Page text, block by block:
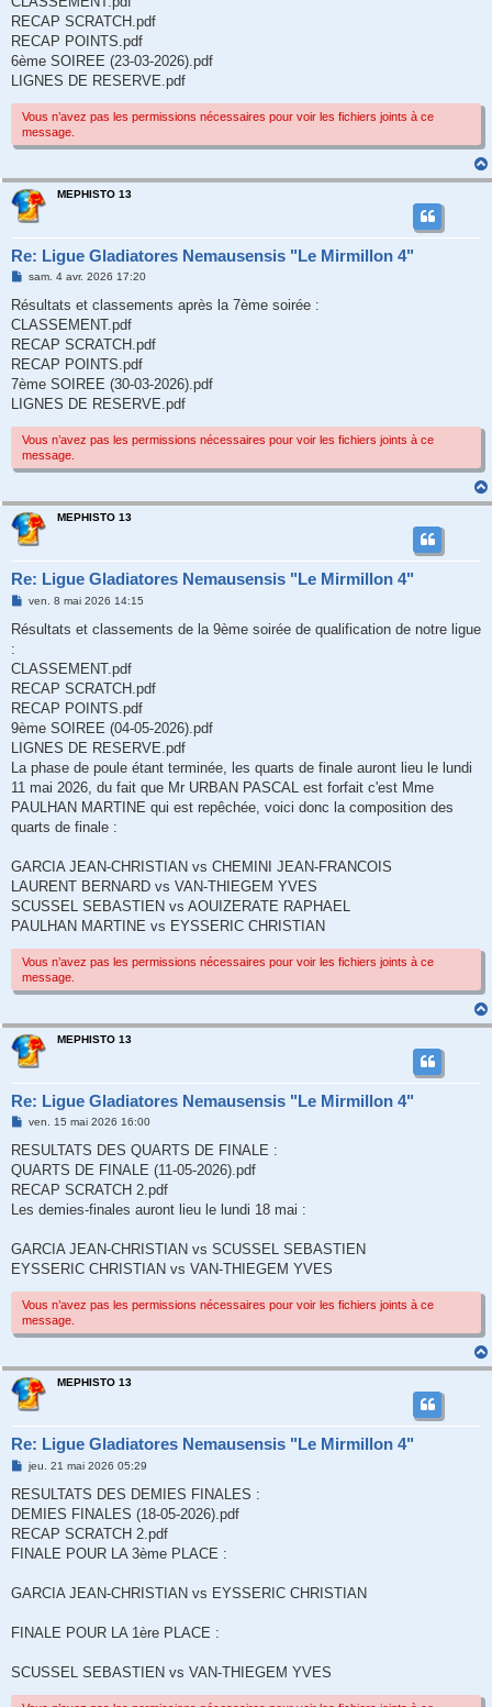
a
g
RECAP SCRATCH.pdf
RECAP POINTS.pdf
6ème SOIREE (23-03-2026).pdf
LIGNES DE RESERVE.pdf
Vous n’avez pas les permissions nécessaires pour voir les fichiers joints à ce
message.
MEPHISTO 13
Re: Ligue Gladiatores Nemausensis "Le Mirmillon 4"
M
s
a
g
sam. 4 avr. 2026 17:20
Résultats et classements après la 7ème soirée :
CLASSEMENT.pdf
RECAP SCRATCH.pdf
RECAP POINTS.pdf
7ème SOIREE (30-03-2026).pdf
LIGNES DE RESERVE.pdf
Vous n’avez pas les permissions nécessaires pour voir les fichiers joints à ce
message.
MEPHISTO 13
Re: Ligue Gladiatores Nemausensis "Le Mirmillon 4"
M
s
g
ven. 8 mai 2026 14:15
Résultats et classements de la 9ème soirée de qualification de notre ligue
:
CLASSEMENT.pdf
RECAP SCRATCH.pdf
RECAP POINTS.pdf
9ème SOIREE (04-05-2026).pdf
LIGNES DE RESERVE.pdf
La phase de poule étant terminée, les quarts de finale auront lieu le lundi
11 mai 2026, du fait que Mr URBAN PASCAL est forfait c'est Mme
PAULHAN MARTINE qui est repêchée, voici donc la composition des
quarts de finale :
GARCIA JEAN-CHRISTIAN vs CHEMINI JEAN-FRANCOIS
LAURENT BERNARD vs VAN-THIEGEM YVES
SCUSSEL SEBASTIEN vs AOUIZERATE RAPHAEL
PAULHAN MARTINE vs EYSSERIC CHRISTIAN
Vous n’avez pas les permissions nécessaires pour voir les fichiers joints à ce
message.
MEPHISTO 13
Re: Ligue Gladiatores Nemausensis "Le Mirmillon 4"
M
s
a
g
ven. 15 mai 2026 16:00
RESULTATS DES QUARTS DE FINALE :
QUARTS DE FINALE (11-05-2026).pdf
RECAP SCRATCH 2.pdf
Les demies-finales auront lieu le lundi 18 mai :
GARCIA JEAN-CHRISTIAN vs SCUSSEL SEBASTIEN
EYSSERIC CHRISTIAN vs VAN-THIEGEM YVES
Vous n’avez pas les permissions nécessaires pour voir les fichiers joints à ce
message.
MEPHISTO 13
Re: Ligue Gladiatores Nemausensis "Le Mirmillon 4"
M
s
a
g
jeu. 21 mai 2026 05:29
RESULTATS DES DEMIES FINALES :
DEMIES FINALES (18-05-2026).pdf
RECAP SCRATCH 2.pdf
FINALE POUR LA 3ème PLACE :
GARCIA JEAN-CHRISTIAN vs EYSSERIC CHRISTIAN
FINALE POUR LA 1ère PLACE :
SCUSSEL SEBASTIEN vs VAN-THIEGEM YVES